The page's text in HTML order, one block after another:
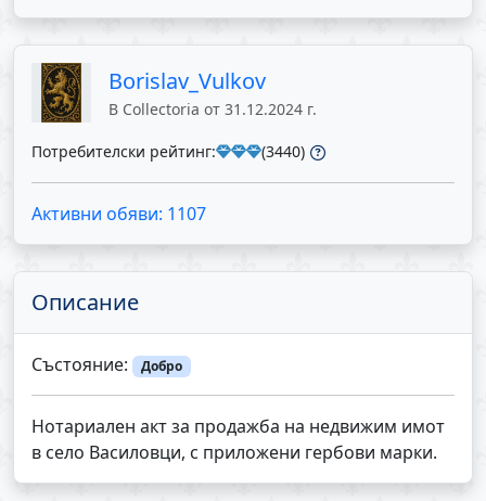
Borislav_Vulkov
В Collectoria от 31.12.2024 г.
Потребителски рейтинг: (3440)
Активни обяви: 1107
Описание
Състояние: Добро
Нотариален акт за продажба на недвижим имот
в село Василовци, с приложени гербови марки.